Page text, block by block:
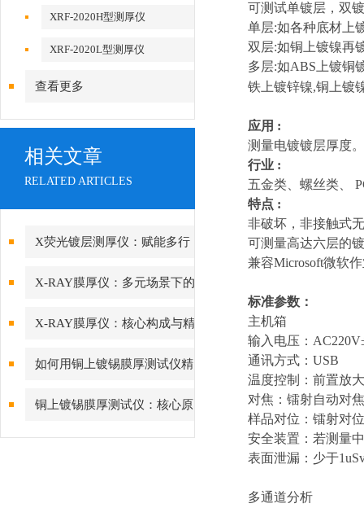
XRF-2020H型测厚仪
XRF-2020L型测厚仪
查看更多
相关文章
RELATED ARTICLES
X荧光镀层测厚仪：赋能多行
业质量管控的智能中枢
X-RAY膜厚仪：多元场景下的
精准检测边界
X-RAY膜厚仪：核心构成与精
密协作的科技密码
如何用铜上镀锡膜厚测试仪精
准管控PCB可焊性镀锡层的厚
铜上镀锡膜厚测试仪：核心原
理与精度差异深度解析
可测试单镀层，双
单层:如各种底材上
双层:如铜上镀镍再
多层:如ABS上镀铜
铁上镀锌镍,铜上镀
应用 :
测量电镀镀层厚度
行业 :
五金类、螺丝类、
特点 :
非破坏，非接触式
可测量高达六层的
兼容Microsoft微软
标准参数：
主机箱
输入电压：
通讯方式：USB
温度控制：前置放
对焦：镭射自动对焦
样品对位：镭射对位
安全装置：若测量
表面泄漏：少于
多通道分析